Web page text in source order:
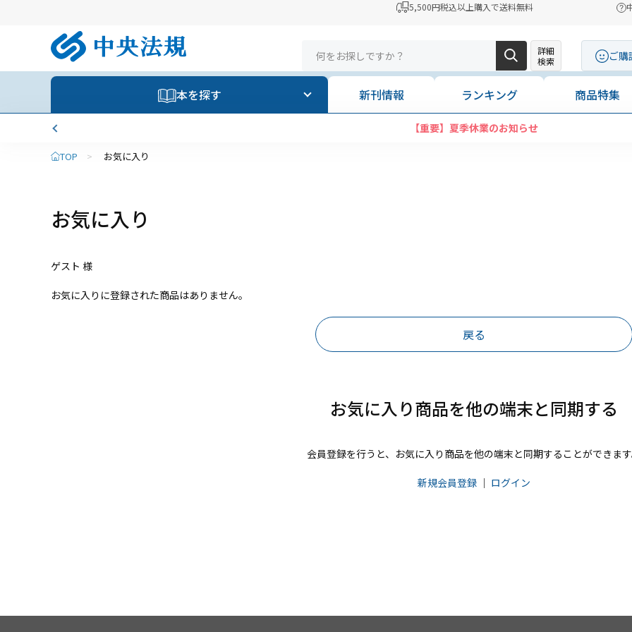
5,500円税込以上購入で送料無料
詳細
検索
ご
本を探す 新刊情報 ランキング 商品特集
【重要】夏季休業のお知らせ
TOP > お気に入り
お気に入り
ゲスト 様
お気に入りに登録された商品はありません。
戻る
お気に入り商品を他の端末と同期する
会員登録を行うと、お気に入り商品を他の端末と同期することができま
新規会員登録 ｜ ログイン